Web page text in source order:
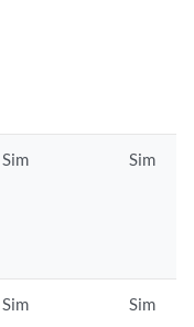
Sim Sim
Sim Sim